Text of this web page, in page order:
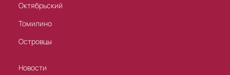
Октябрьский
Томилино
Островцы
Новости